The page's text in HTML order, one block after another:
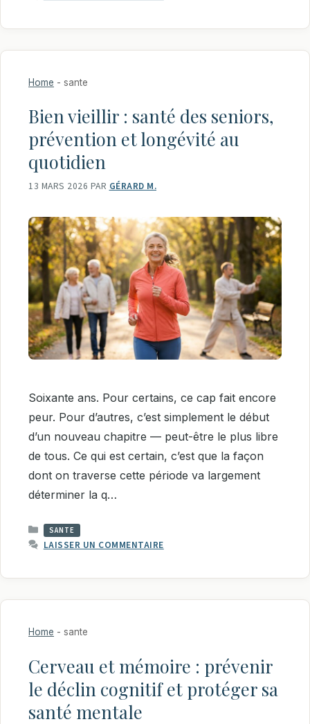
Home - sante
Bien vieillir : santé des seniors,
prévention et longévité au
quotidien
13 MARS 2026 PAR GÉRARD M.
Soixante ans. Pour certains, ce cap fait encore
peur. Pour d’autres, c’est simplement le début
d’un nouveau chapitre — peut-être le plus libre
de tous. Ce qui est certain, c’est que la façon
dont on traverse cette période va largement
déterminer la q…
CATÉGORIES
SANTE
LAISSER UN COMMENTAIRE
Home - sante
Cerveau et mémoire : prévenir
le déclin cognitif et protéger sa
santé mentale